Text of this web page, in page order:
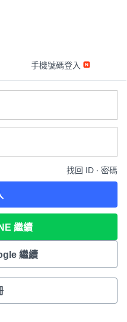
手機號碼登入
找回 ID ∙ 密碼
繼續
繼續